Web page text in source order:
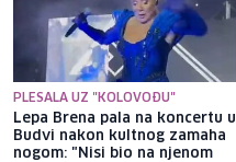
PLESALA UZ "KOLOVOĐU"
Lepa Brena pala na koncertu u
Budvi nakon kultnog zamaha
nogom: "Nisi bio na njenom